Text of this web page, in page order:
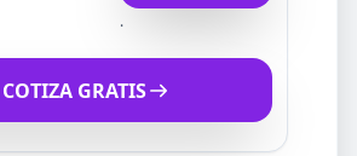
.
COTIZA GRATIS